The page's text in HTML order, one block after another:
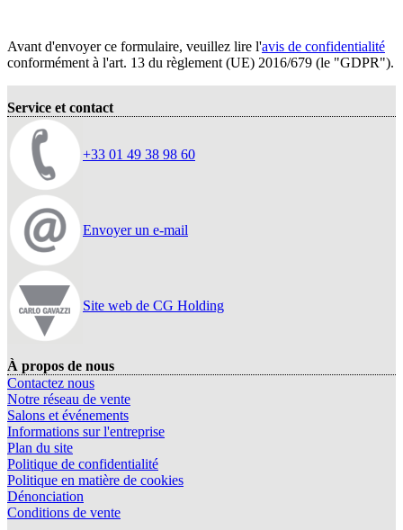
Avant d'envoyer ce formulaire, veuillez lire l'avis de confidentialité
conformément à l'art. 13 du règlement (UE) 2016/679 (le "GDPR").
Service et contact
+33 01 49 38 98 60
Envoyer un e-mail
Site web de CG Holding
À propos de nous
Contactez nous
Notre réseau de vente
Salons et événements
Informations sur l'entreprise
Plan du site
Politique de confidentialité
Politique en matière de cookies
Dénonciation
Conditions de vente